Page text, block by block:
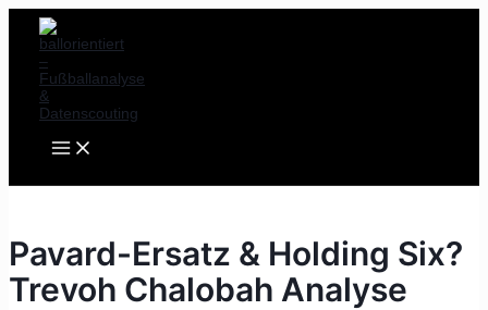
Zum
Inhalt
springen
MENU
Pavard-Ersatz & Holding Six?
Trevoh Chalobah Analyse
Post
navigation